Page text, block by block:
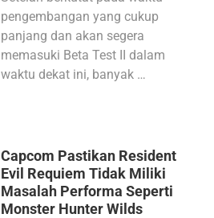
pengembangan yang cukup
panjang dan akan segera
memasuki Beta Test II dalam
waktu dekat ini, banyak …
Capcom Pastikan Resident
Evil Requiem Tidak Miliki
Masalah Performa Seperti
Monster Hunter Wilds